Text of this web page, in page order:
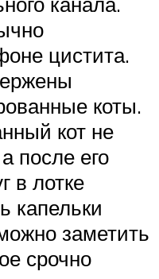
цистита.
коты.
кот не
после его
в лотке
капельки
заметить
срочно